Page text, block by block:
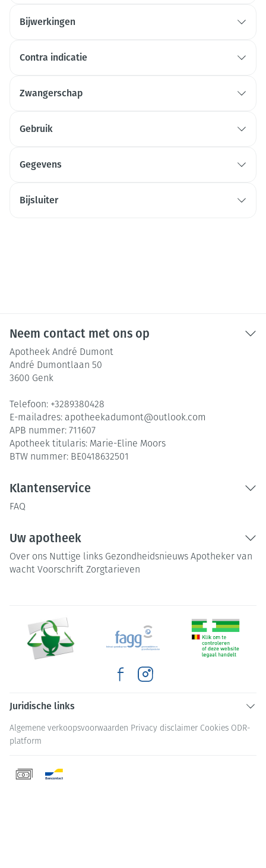
Bijwerkingen
Contra indicatie
Zwangerschap
Gebruik
Gegevens
Bijsluiter
Neem contact met ons op
Apotheek André Dumont
André Dumontlaan 50
3600 Genk
Telefoon: +3289380428
E-mailadres: apotheekadumont@outlook.com
APB nummer: 711607
Apotheek titularis: Marie-Eline Moors
BTW nummer: BE0418632501
Klantenservice
FAQ
Uw apotheek
Over ons Nuttige links Gezondheidsnieuws Apotheker van
wacht Voorschrift Zorgtarieven
Juridische links
Algemene verkoopsvoorwaarden Privacy disclaimer Cookies ODR-
platform